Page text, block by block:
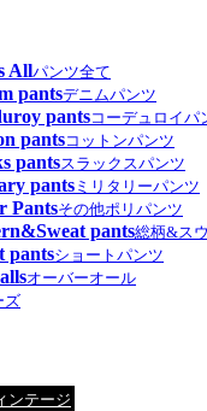
Allパンツ全て
pantsデニムパンツ
pantsコーデュロイパ
pantsコットンパンツ
pantsスラックスパンツ
pants ミリタリーパンツ
Pantsその他ポリパンツ
pants総柄&ス
pantsショートパンツ
オーバーオール
ズ
ンテージ